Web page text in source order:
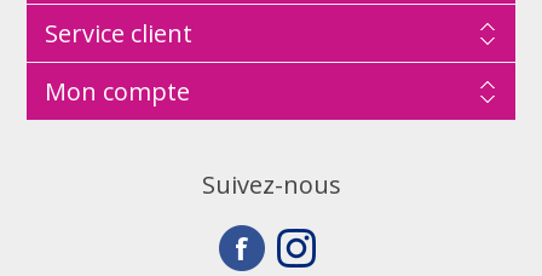
Service client
Mon compte
Suivez-nous